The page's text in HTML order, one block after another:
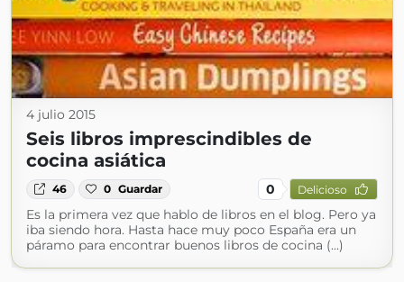
4 julio 2015
Seis libros imprescindibles de
cocina asiática
46 0 Guardar 0 Delicioso
Es la primera vez que hablo de libros en el blog. Pero ya
iba siendo hora. Hasta hace muy poco España era un
páramo para encontrar buenos libros de cocina (...)